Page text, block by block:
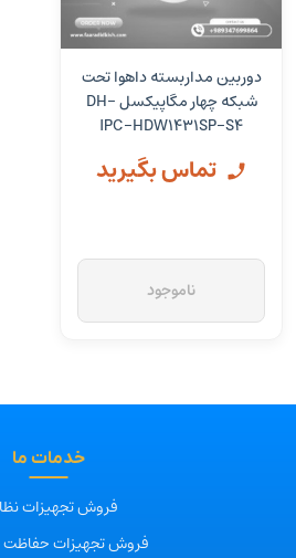
دوربین مداربسته داهوا تحت
شبکه چهار مگاپیکسل DH-
IPC-HDW1431SP-S4
تماس بگیرید
ناموجود
خدمات ما
فروش تجهیزات
فروش تجهیزات حفاظت